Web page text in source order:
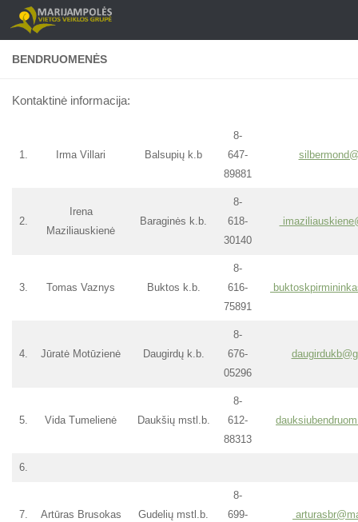
Skip to content
BENDRUOMENĖS
Kontaktinė informacija:
1. Irma Villari Balsupių k.b
8-
647-
89881
2.
Irena
Maziliauskienė
Baraginės k.b.
8-
618-
30140
3. Tomas Vaznys Buktos k.b.
8-
616-
75891
4. Jūratė Motūzienė Daugirdų k.b.
8-
676-
05296
5. Vida Tumelienė Daukšių mstl.b.
8-
612-
88313
6.
7. Artūras Brusokas Gudelių mstl.b.
8-
699-